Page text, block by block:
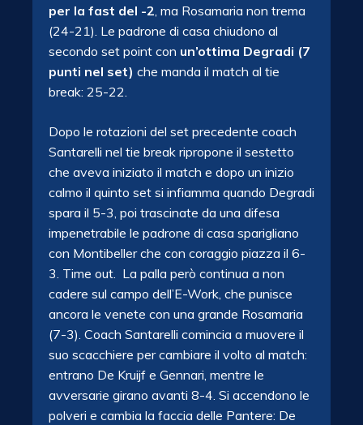
per la fast del -2, ma Rosamaria non trema
(24-21). Le padrone di casa chiudono al
secondo set point con un’ottima Degradi (7
punti nel set) che manda il match al tie
break: 25-22.
Dopo le rotazioni del set precedente coach
Santarelli nel tie break ripropone il sestetto
che aveva iniziato il match e dopo un inizio
calmo il quinto set si infiamma quando Degradi
spara il 5-3, poi trascinate da una difesa
impenetrabile le padrone di casa sparigliano
con Montibeller che con coraggio piazza il 6-
3. Time out. La palla però continua a non
cadere sul campo dell’E-Work, che punisce
ancora le venete con una grande Rosamaria
(7-3). Coach Santarelli comincia a muovere il
suo scacchiere per cambiare il volto al match:
entrano De Kruijf e Gennari, mentre le
avversarie girano avanti 8-4. Si accendono le
polveri e cambia la faccia delle Pantere: De